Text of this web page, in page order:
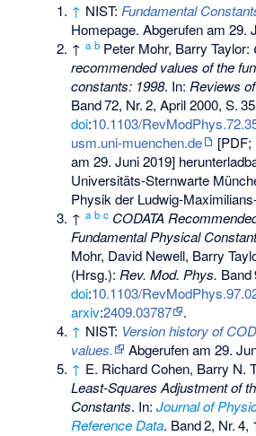
↑ NIST:Fundamental
Homepage. Abgerufen am 29.
↑a b Peter Mohr, Barry Taylor:
recommended values of the
constants: 1998. In:Reviews
Band72, Nr.2, April 2000,S.
doi:10.1103/
usm.uni-muenchen.de
[PDF;
am 29. Juni 2019]
Universitäts-Sternwarte
Physik der Ludwig-
↑a b c CODATA
Fundamental Physical
Mohr, David Newell, Barry
(Hrsg.):Rev. Mod. Phys. Band
doi:10.1103/
arxiv:2409.03787
.
↑ NIST: Version history of
values.
Abgerufen am 29.
↑ E. Richard Cohen, Barry N.
Least-Squares Adjustment of
Constants. In:Journal of
Reference Data. Band2, Nr.4,